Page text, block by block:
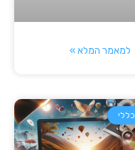
למאמר המלא »
כללי